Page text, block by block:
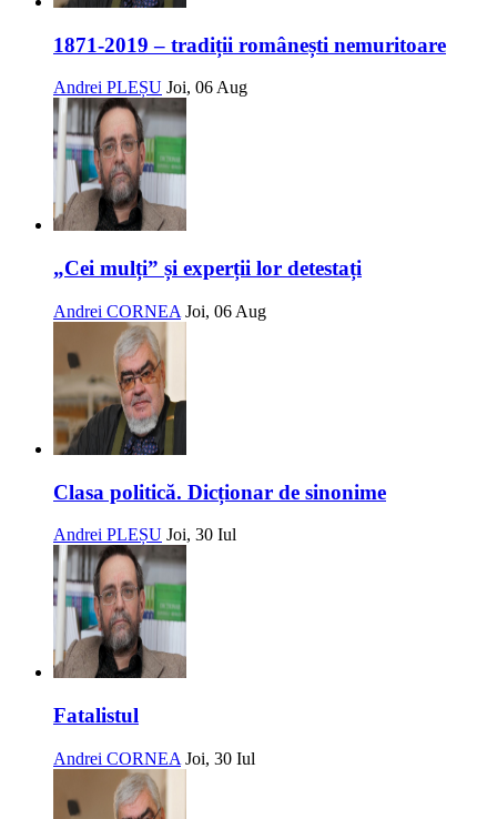
1871-2019 – tradiții românești nemuritoare
Andrei PLEȘU Joi, 06 Aug
„Cei mulți” și experții lor detestați
Andrei CORNEA Joi, 06 Aug
Clasa politică. Dicționar de sinonime
Andrei PLEȘU Joi, 30 Iul
Fatalistul
Andrei CORNEA Joi, 30 Iul